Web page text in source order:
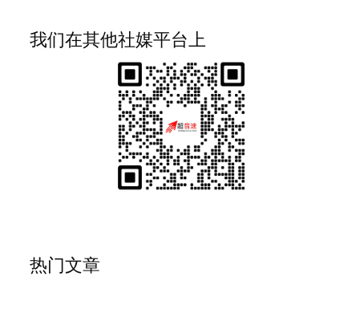
我们在其他社媒平台上
热门文章